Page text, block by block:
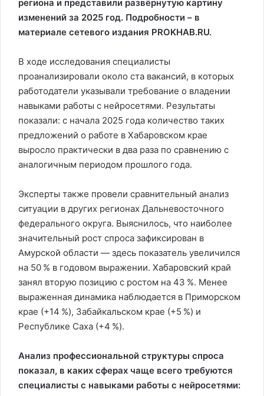
региона и представили развёрнутую картину
изменений за 2025 год. Подробности – в
материале сетевого издания PROKHAB.RU.
В ходе исследования специалисты
проанализировали около ста вакансий, в которых
работодатели указывали требование о владении
навыками работы с нейросетями. Результаты
показали: с начала 2025 года количество таких
предложений о работе в Хабаровском крае
выросло практически в два раза по сравнению с
аналогичным периодом прошлого года.
Эксперты также провели сравнительный анализ
ситуации в других регионах Дальневосточного
федерального округа. Выяснилось, что наиболее
значительный рост спроса зафиксирован в
Амурской области — здесь показатель увеличился
на 50 % в годовом выражении. Хабаровский край
занял вторую позицию с ростом на 43 %. Менее
выраженная динамика наблюдается в Приморском
крае (+14 %), Забайкальском крае (+5 %) и
Республике Саха (+4 %).
Анализ профессиональной структуры спроса
показал, в каких сферах чаще всего требуются
специалисты с навыками работы с нейросетями: